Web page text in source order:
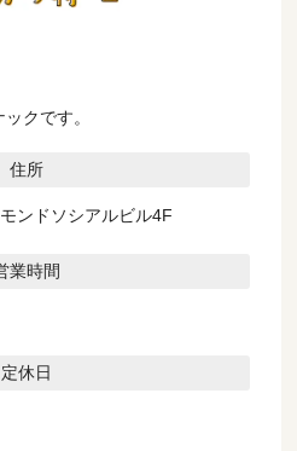
クです。
住所
ンドソシアルビル4F
業時間
定休日